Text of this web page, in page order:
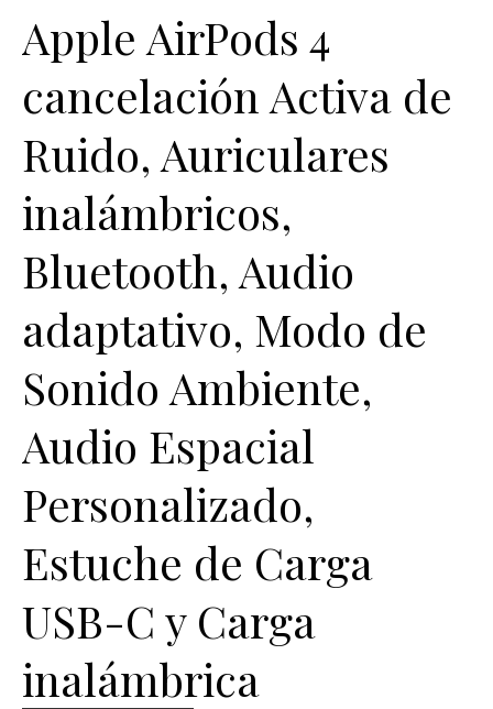
Apple AirPods 4
cancelación Activa de
Ruido, Auriculares
inalámbricos,
Bluetooth, Audio
adaptativo, Modo de
Sonido Ambiente,
Audio Espacial
Personalizado,
Estuche de Carga
USB-C y Carga
inalámbrica